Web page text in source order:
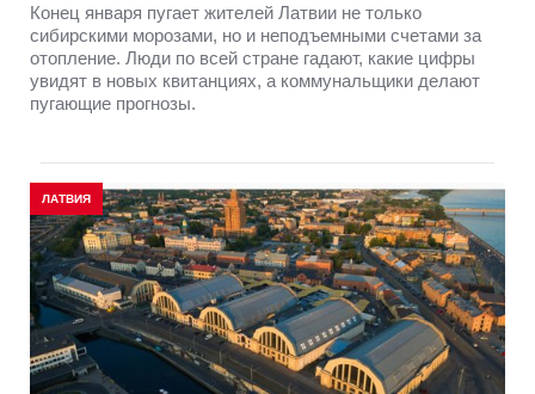
Конец января пугает жителей Латвии не только
сибирскими морозами, но и неподъемными счетами за
отопление. Люди по всей стране гадают, какие цифры
увидят в новых квитанциях, а коммунальщики делают
пугающие прогнозы.
ЛАТВИЯ